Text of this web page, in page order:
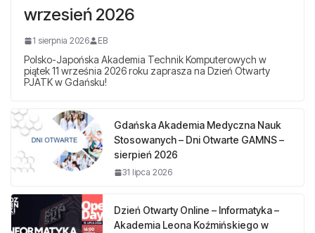
wrzesień 2026
1 sierpnia 2026 EB
Polsko-Japońska Akademia Technik Komputerowych w
piątek 11 września 2026 roku zaprasza na Dzień Otwarty
PJATK w Gdańsku!
Gdańska Akademia Medyczna Nauk
Stosowanych – Dni Otwarte GAMNS –
sierpień 2026
31 lipca 2026
Dzień Otwarty Online – Informatyka –
Akademia Leona Koźmińskiego w